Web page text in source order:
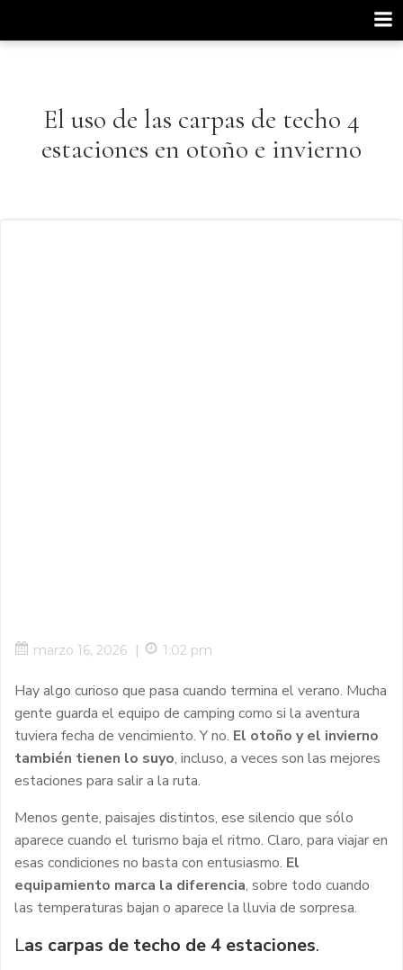
El uso de las carpas de techo 4
estaciones en otoño e invierno
marzo 16, 2026 | 1:02 pm
Hay algo curioso que pasa cuando termina el verano. Mucha
gente guarda el equipo de camping como si la aventura
tuviera fecha de vencimiento. Y no. El otoño y el invierno
también tienen lo suyo, incluso, a veces son las mejores
estaciones para salir a la ruta.
Menos gente, paisajes distintos, ese silencio que sólo
aparece cuando el turismo baja el ritmo. Claro, para viajar en
esas condiciones no basta con entusiasmo. El
equipamiento marca la diferencia, sobre todo cuando
las temperaturas bajan o aparece la lluvia de sorpresa.
Las carpas de techo de 4 estaciones.